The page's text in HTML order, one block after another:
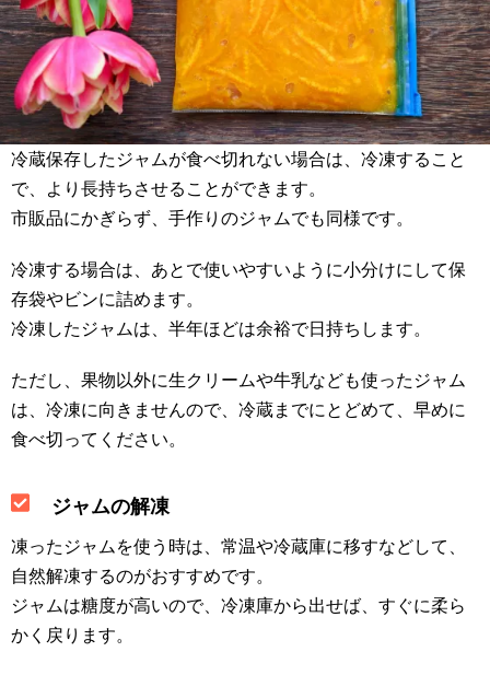
冷蔵保存したジャムが食べ切れない場合は、冷凍すること
で、より長持ちさせることができます。
市販品にかぎらず、手作りのジャムでも同様です。
冷凍する場合は、あとで使いやすいように小分けにして保
存袋やビンに詰めます。
冷凍したジャムは、半年ほどは余裕で日持ちします。
ただし、果物以外に生クリームや牛乳なども使ったジャム
は、冷凍に向きませんので、冷蔵までにとどめて、早めに
食べ切ってください。
ジャムの解凍
凍ったジャムを使う時は、常温や冷蔵庫に移すなどして、
自然解凍するのがおすすめです。
ジャムは糖度が高いので、冷凍庫から出せば、すぐに柔ら
かく戻ります。